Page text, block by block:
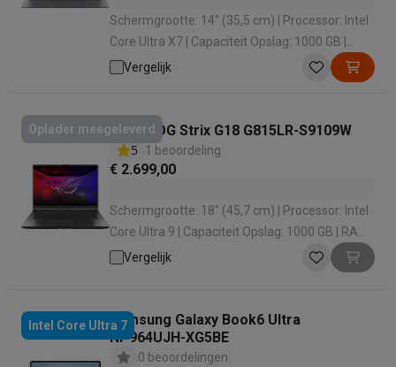
Schermgrootte: 14" (35,5 cm) | Processor: Intel
Core Ultra X7 | Capaciteit Opslag: 1000 GB |
RAM configuratie: 32 GB | Grafische oplossing:
Vergelijk
Oplader meegeleverdAsus ROG Strix G18 G815LR-S9109W
5
1 beoordeling
€ 2.699,00
Schermgrootte: 18" (45,7 cm) | Processor: Intel
Core Ultra 9 | Capaciteit Opslag: 1000 GB | RAM
configuratie: 32 GB | Grafische oplossing: Nvidia
Vergelijk
Intel Core Ultra 7Samsung Galaxy Book6 Ultra
NP964UJH-XG5BE
0 beoordelingen